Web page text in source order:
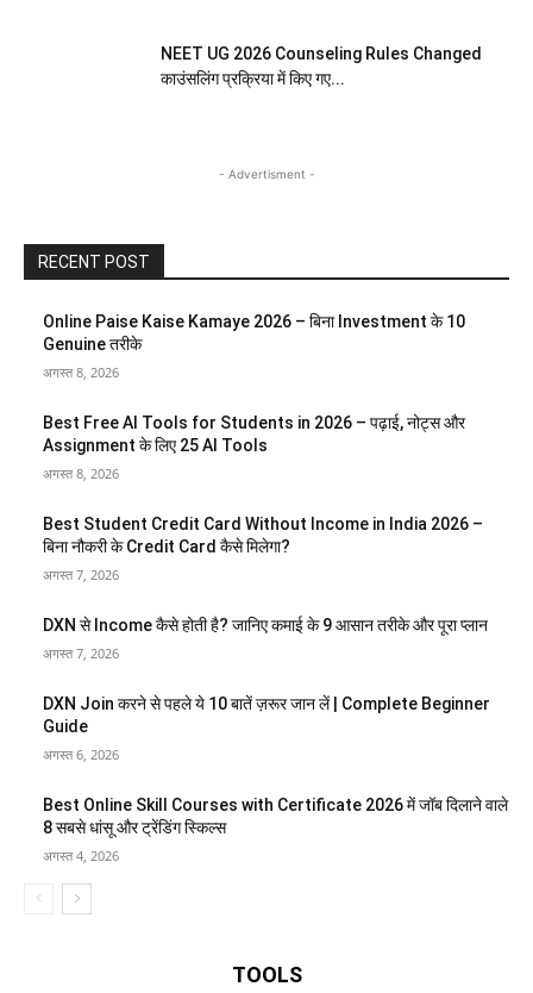
NEET UG 2026 Counseling Rules Changed
काउंसलिंग प्रक्रिया में किए गए...
- Advertisment -
RECENT POST
Online Paise Kaise Kamaye 2026 – बिना Investment के 10
Genuine तरीके
अगस्त 8, 2026
Best Free AI Tools for Students in 2026 – पढ़ाई, नोट्स और
Assignment के लिए 25 AI Tools
अगस्त 8, 2026
Best Student Credit Card Without Income in India 2026 –
बिना नौकरी के Credit Card कैसे मिलेगा?
अगस्त 7, 2026
DXN से Income कैसे होती है? जानिए कमाई के 9 आसान तरीके और पूरा प्लान
अगस्त 7, 2026
DXN Join करने से पहले ये 10 बातें ज़रूर जान लें | Complete Beginner
Guide
अगस्त 6, 2026
Best Online Skill Courses with Certificate 2026 में जॉब दिलाने वाले
8 सबसे धांसू और ट्रेंडिंग स्किल्स
अगस्त 4, 2026
TOOLS